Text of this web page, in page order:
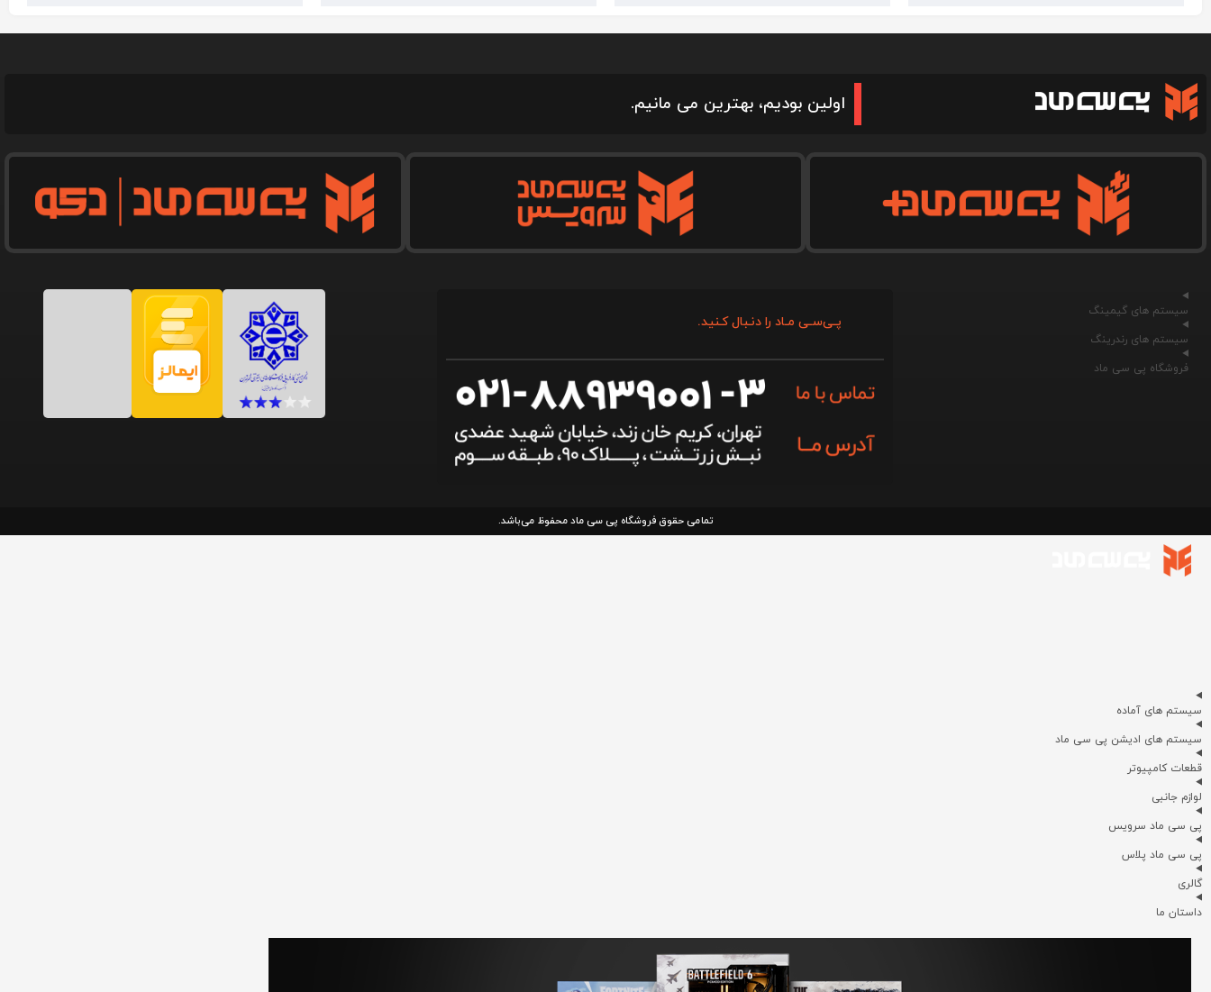
اولین بودیم، بهترین می مانیم.
سیستم های گیمینگ
سیستم های رندرینگ
فروشگاه پی سی ماد
پـی‌سـی مـاد را دنـبال کـنید.
تمامی حقوق فروشگاه پی سی ماد محفوظ می‌باشد.
سیستم های آماده
سیستم های ادیشن پی سی ماد
قطعات کامپیوتر
لوازم جانبی
پی سی ماد سرویس
پی سی ماد پلاس
گالری
داستان ما